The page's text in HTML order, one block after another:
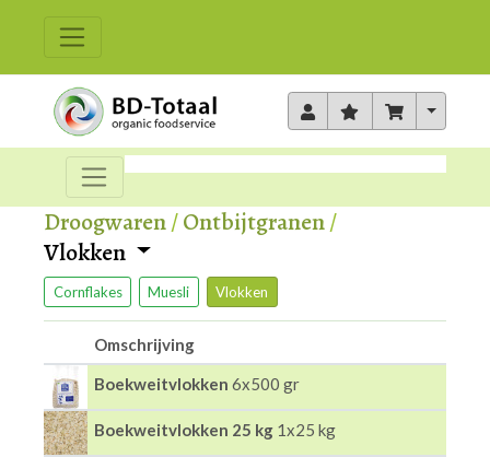
Toggle
Droogwaren/Ontbijtgranen/
Vlokken
Cornflakes Muesli Vlokken
Omschrijving
Boekweitvlokken 6x500 gr
Boekweitvlokken 25 kg 1x25 kg